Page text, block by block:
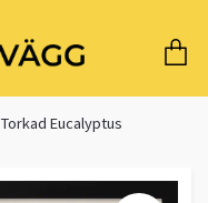
Torkad Eucalyptus